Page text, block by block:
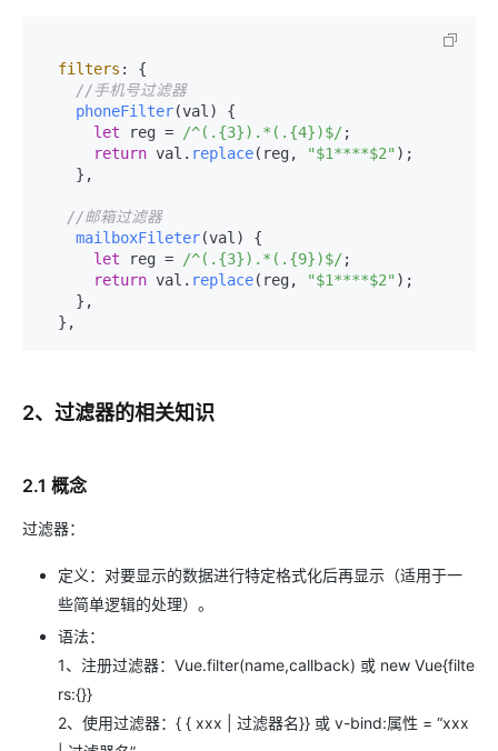
filters : {
//手机号过滤器
phoneFilter(val ) {
let reg = /^(.{3}).*(.{4})$/;
return val. replace(reg, "$1****$2" );
//邮箱过滤器
mailboxFileter(val ) {
let reg = /^(.{3}).*(.{9})$/;
return val. replace(reg, "$1****$2" );
2、过滤器的相关知识
2.1 概念
过滤器：
定义：对要显示的数据进行特定格式化后再显示（适用于一
些简单逻辑的处理）。
语法：
1、注册过滤器：Vue.filter(name,callback) 或 new Vue{filte
rs:{}}
2、使用过滤器：{ { xxx | 过滤器名}} 或 v-bind:属性 = “xxx